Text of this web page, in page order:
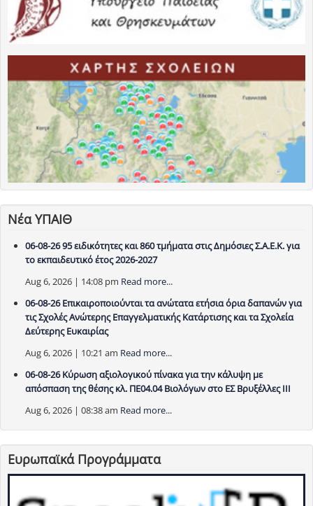
Νέα ΥΠΑΙΘ
06-08-26 95 ειδικότητες και 860 τμήματα στις Δημόσιες Σ.Α.Ε.Κ. για
το εκπαιδευτικό έτος 2026-2027
Aug 6, 2026 | 14:08 pm Read more...
06-08-26 Επικαιροποιούνται τα ανώτατα ετήσια όρια δαπανών για
τις Σχολές Ανώτερης Επαγγελματικής Κατάρτισης και τα Σχολεία
Δεύτερης Ευκαιρίας
Aug 6, 2026 | 10:21 am Read more...
06-08-26 Κύρωση αξιολογικού πίνακα για την κάλυψη με
απόσπαση της θέσης κλ. ΠΕ04.04 Βιολόγων στο ΕΣ Βρυξέλλες ΙΙΙ
Aug 6, 2026 | 08:38 am Read more...
Ευρωπαϊκά Προγράμματα